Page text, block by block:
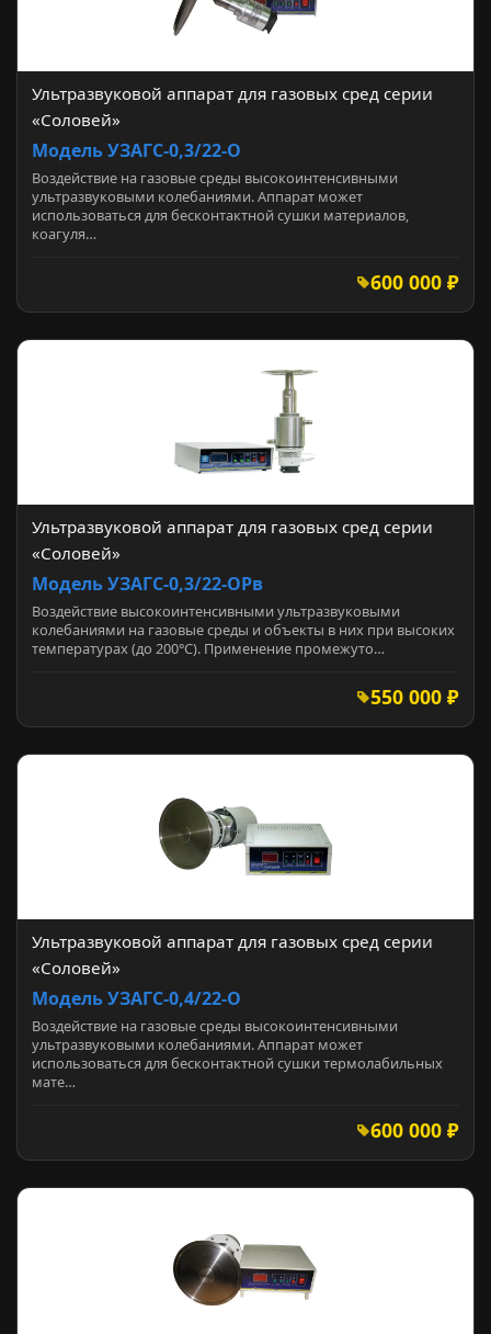
Ультразвуковой аппарат для газовых сред серии
«Соловей»
Модель УЗАГС-0,3/22-О
Воздействие на газовые среды высокоинтенсивными
ультразвуковыми колебаниями. Аппарат может
использоваться для бесконтактной сушки материалов,
коагуля…
600 000 ₽
Ультразвуковой аппарат для газовых сред серии
«Соловей»
Модель УЗАГС-0,3/22-ОРв
Воздействие высокоинтенсивными ультразвуковыми
колебаниями на газовые среды и объекты в них при высоких
температурах (до 200°С). Применение промежуто…
550 000 ₽
Ультразвуковой аппарат для газовых сред серии
«Соловей»
Модель УЗАГС-0,4/22-О
Воздействие на газовые среды высокоинтенсивными
ультразвуковыми колебаниями. Аппарат может
использоваться для бесконтактной сушки термолабильных
мате…
600 000 ₽